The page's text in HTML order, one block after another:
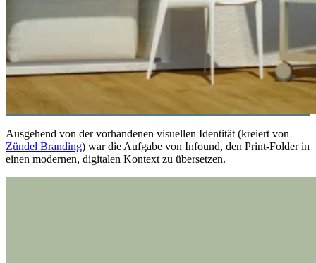
Ausgehend von der vorhandenen visuellen Identität (kreiert von
Zündel Branding) war die Aufgabe von Infound, den Print-Folder in
einen modernen, digitalen Kontext zu übersetzen.